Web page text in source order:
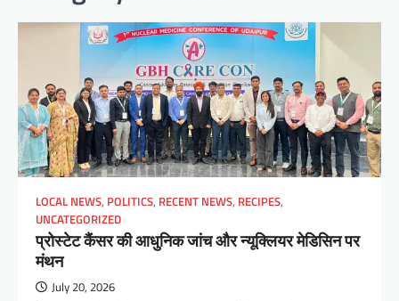
LOCAL NEWS, POLITICS, RECENT NEWS, RECIPES,
UNCATEGORIZED
प्रोस्टेट कैंसर की आधुनिक जांच और न्यूक्लियर मेडिसिन पर
मंथन
July 20, 2026